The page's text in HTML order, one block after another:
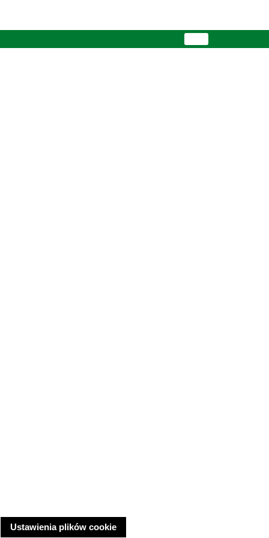
Ustawienia plików cookie